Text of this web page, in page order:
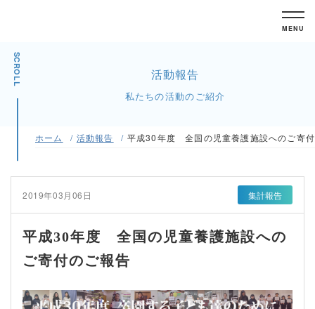
MENU
SCROLL 活動報告
私たちの活動のご紹介
ホーム 活動報告 平成30年度 全国の児童養護施設へのご寄
2019年03月06日 集計報告
平成30年度 全国の児童養護施設への
ご寄付のご報告